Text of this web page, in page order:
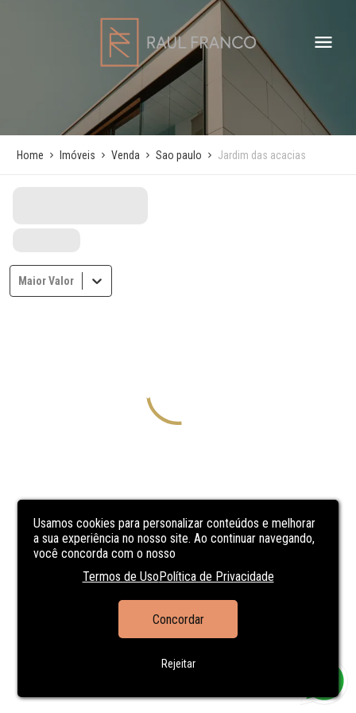
Usamos cookies para personalizar conteúdos e melhorar
a sua experiência no nosso site. Ao continuar navegando,
você concorda com o nosso
Termos de UsoPolítica de Privacidade
Concordar
Rejeitar
Home Imóveis Venda Sao paulo Jardim das acacias
Maior Valor